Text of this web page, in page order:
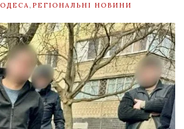
ОДЕСА РЕГІОНАЛЬНІ НОВИНИ